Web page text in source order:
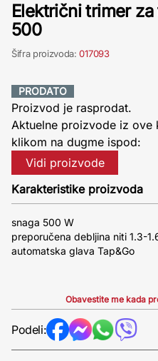
Električni trimer za
500
Šifra proizvoda:017093
PRODATO
Proizvod je rasprodat.
Aktuelne proizvode iz ove
klikom na dugme ispod:
Vidi proizvode
Karakteristike proizvoda
snaga 500 W
preporučena debljina niti 1.3-
automatska glava Tap&Go
Obavestite me kada
Podeli: